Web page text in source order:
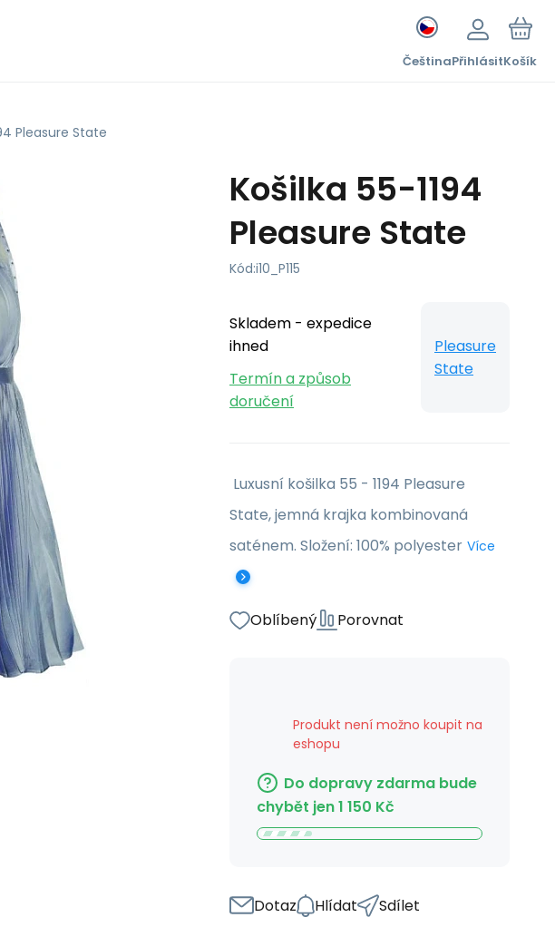
ČeštinaPřihlásitKošík
Pleasure State
Košilka 55-1194
Pleasure State
Kód:i10_P115
Skladem - expedice
ihned
Termín a způsob
doručení
Pleasure
State
Luxusní košilka 55 - 1194 Pleasure
State, jemná krajka kombinovaná
saténem. Složení: 100% polyester Více
Oblíbený Porovnat
Produkt není možno koupit na
eshopu
Do dopravy zdarma bude
chybět jen1 150 Kč
Dotaz Hlídat Sdílet